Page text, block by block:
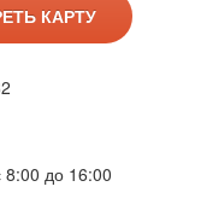
КАРТУ
до 16:00